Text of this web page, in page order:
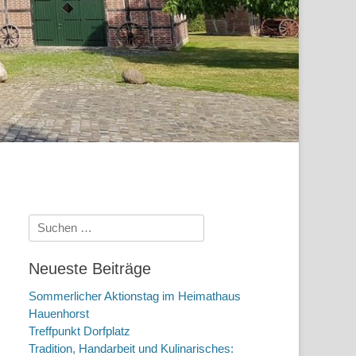
Suchen
nach:
Neueste Beiträge
Sommerlicher Aktionstag im Heimathaus
Hauenhorst
Treffpunkt Dorfplatz
Tradition, Handarbeit und Kulinarisches: